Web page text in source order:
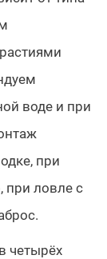
воде и при
при
при ловле с
четырёх